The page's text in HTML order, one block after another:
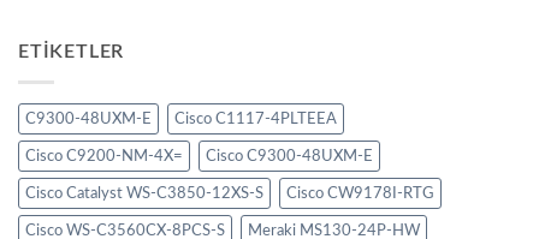
nedir?
ETIKETLER
C9300-48UXM-E Cisco C1117-4PLTEEA
Cisco C9200-NM-4X= Cisco C9300-48UXM-E
Cisco Catalyst WS-C3850-12XS-S Cisco CW9178I-RTG
Cisco WS-C3560CX-8PCS-S Meraki MS130-24P-HW